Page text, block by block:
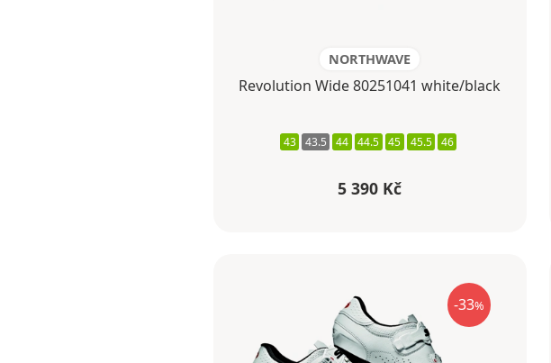
NORTHWAVE
Revolution Wide 80251041 white/black
43 43.5 44 44.5 45 45.5 46
5 390 Kč
-33%